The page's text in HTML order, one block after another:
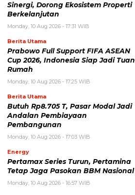
Sinergi, Dorong Ekosistem Properti
Berkelanjutan
Monday, 10 Aug 2026 - 17:31 WIB
Berita Utama
Prabowo Full Support FIFA ASEAN
Cup 2026, Indonesia Siap Jadi Tuan
Rumah
Monday, 10 Aug 2026 - 17:25 WIB
Berita Utama
Butuh Rp8.705 T, Pasar Modal Jadi
Andalan Pembiayaan
Pembangunan
Monday, 10 Aug 2026 - 17:03 WIB
Energy
Pertamax Series Turun, Pertamina
Tetap Jaga Pasokan BBM Nasional
Monday, 10 Aug 2026 - 16:57 WIB